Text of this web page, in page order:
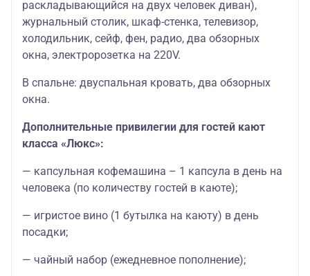
раскладывающийся на двух человек диван),
журнальный столик, шкаф-стенка, телевизор,
холодильник, сейф, фен, радио, два обзорных
окна, электророзетка на 220V.
В спальне: двуспальная кровать, два обзорных
окна.
Дополнительные привилегии для гостей кают
класса «Люкс»:
— капсульная кофемашина – 1 капсула в день на
человека (по количеству гостей в каюте);
— игристое вино (1 бутылка на каюту) в день
посадки;
— чайный набор (ежедневное пополнение);